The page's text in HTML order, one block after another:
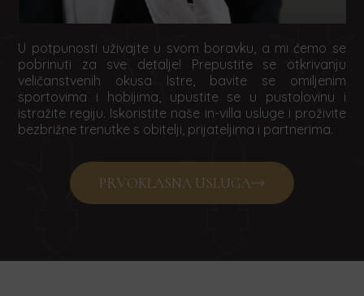
U potpunosti uživajte u svom boravku, a mi ćemo se
pobrinuti za sve detalje! Prepustite se otkrivanju
veličanstvenih okusa Istre, bavite se omiljenim
sportovima i hobijima, upustite se u pustolovinu i
istražite regiju. Iskoristite naše in-villa usluge i proživite
bezbrižne trenutke s obitelji, prijateljima i partnerima.
PRVOKLASNA USLUGA